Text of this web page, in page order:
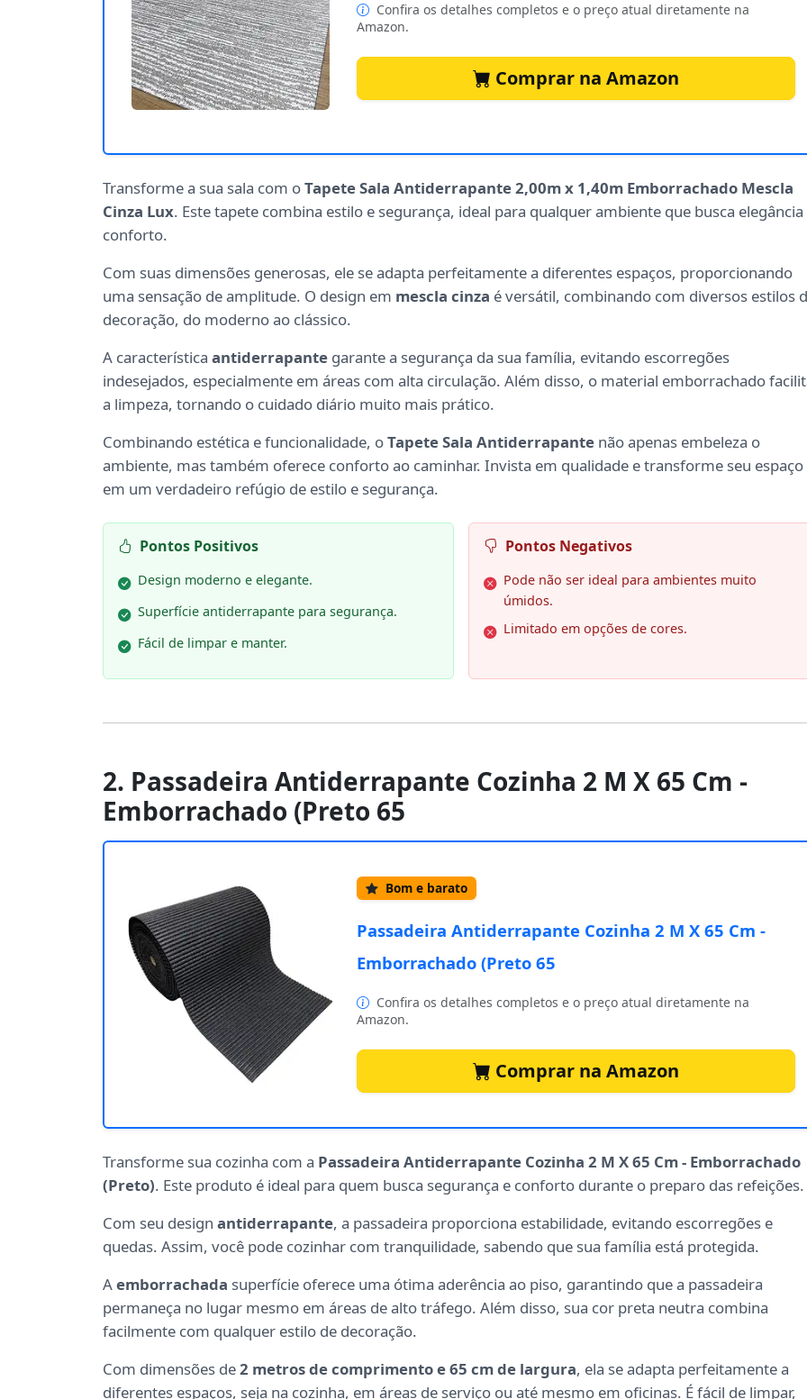
Confira os detalhes completos e o preço atual diretamente na
Amazon.
Comprar na Amazon
Transforme a sua sala com oTapete Sala Antiderrapante 2,00m x 1,40m Emborrachado Mescla
Cinza Lux. Este tapete combina estilo e segurança, ideal para qualquer ambiente que busca elegância
conforto.
Com suas dimensões generosas, ele se adapta perfeitamente a diferentes espaços, proporcionando
uma sensação de amplitude. O design em mescla cinza é versátil, combinando com diversos estilos
decoração, do moderno ao clássico.
A característica antiderrapante garante a segurança da sua família, evitando escorregões
indesejados, especialmente em áreas com alta circulação. Além disso, o material emborrachado
a limpeza, tornando o cuidado diário muito mais prático.
Combinando estética e funcionalidade, oTapete Sala Antiderrapante não apenas embeleza o
ambiente, mas também oferece conforto ao caminhar. Invista em qualidade e transforme seu espaço
em um verdadeiro refúgio de estilo e segurança.
Pontos Positivos
Design moderno e elegante.
Superfície antiderrapante para segurança.
Fácil de limpar e manter.
Pontos Negativos
Pode não ser ideal para ambientes muito
úmidos.
Limitado em opções de cores.
2. Passadeira Antiderrapante Cozinha 2 M X 65 Cm -
Emborrachado (Preto 65
Bom e barato
Passadeira Antiderrapante Cozinha 2 M X 65 Cm -
Emborrachado (Preto 65
Confira os detalhes completos e o preço atual diretamente na
Amazon.
Comprar na Amazon
Transforme sua cozinha com a Passadeira Antiderrapante Cozinha 2 M X 65 Cm - Emborrachado
(Preto). Este produto é ideal para quem busca segurança e conforto durante o preparo das refeições.
Com seu design antiderrapante, a passadeira proporciona estabilidade, evitando escorregões e
quedas. Assim, você pode cozinhar com tranquilidade, sabendo que sua família está protegida.
Aemborrachada superfície oferece uma ótima aderência ao piso, garantindo que a passadeira
permaneça no lugar mesmo em áreas de alto tráfego. Além disso, sua cor preta neutra combina
facilmente com qualquer estilo de decoração.
Com dimensões de2 metros de comprimento e 65 cm de largura, ela se adapta perfeitamente a
diferentes espaços, seja na cozinha, em áreas de serviço ou até mesmo em oficinas. É fácil de limpar,